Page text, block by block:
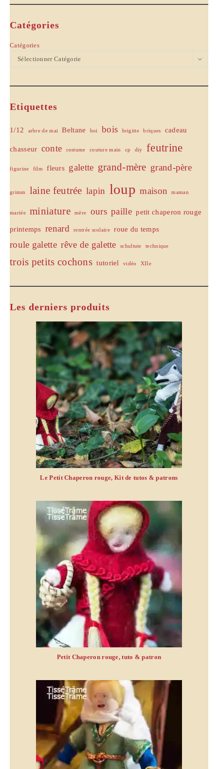
Catégories
Catégories
Sélectionner Catégorie
Etiquettes
1/12 arbre de mai Beltane boi bois brigitte briques cadeau
chasseur conte costume couture main cp diy feutrine
figurine film fleurs galette grand-mère grand-père
grimm laine feutrée lapin loup maison maman
mariée miniature mère ours paille petit chaperon rouge
printemps renard rentrée scolaire roue du temps
roule galette rêve de galette schultute technique
trois petits cochons tutoriel vidéo XIIe
Les derniers produits
Le Petit Chaperon rouge, Kit de tutos & patrons
Petit Chaperon rouge, tuto & patron